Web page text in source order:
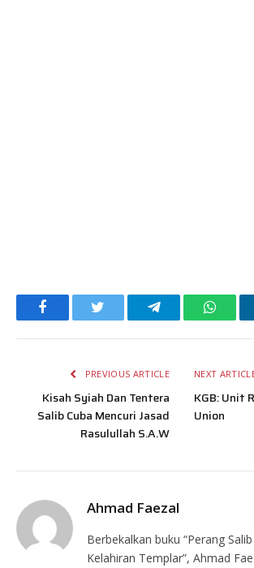
Facebook Telegram
PREVIOUS ARTICLE
Kisah Syiah Dan Tentera
Salib Cuba Mencuri Jasad
Rasulullah S.A.W
NEXT
KGB: Unit
Union
Ahmad Faezal
Berbekalkan buku “Perang
Kelahiran Templar”, Ahmad